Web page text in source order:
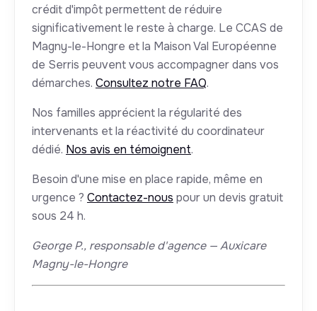
crédit d'impôt permettent de réduire
significativement le reste à charge. Le CCAS de
Magny-le-Hongre et la Maison Val Européenne
de Serris peuvent vous accompagner dans vos
démarches. Consultez notre FAQ.
Nos familles apprécient la régularité des
intervenants et la réactivité du coordinateur
dédié. Nos avis en témoignent.
Besoin d'une mise en place rapide, même en
urgence ? Contactez-nous pour un devis gratuit
sous 24 h.
George P., responsable d'agence — Auxicare
Magny-le-Hongre